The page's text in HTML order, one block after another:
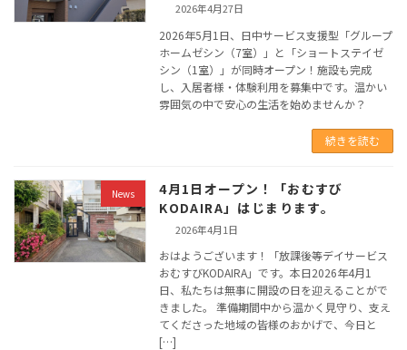
2026年4月27日
2026年5月1日、日中サービス支援型「グループ
ホームゼシン（7室）」と「ショートステイゼ
シン（1室）」が同時オープン！施設も完成
し、入居者様・体験利用を募集中です。温かい
雰囲気の中で安心の生活を始めませんか？
続きを読む
News
4月1日オープン！「おむすび
KODAIRA」はじまります。
2026年4月1日
おはようございます！「放課後等デイサービス
おむすびKODAIRA」です。本日2026年4月1
日、私たちは無事に開設の日を迎えることがで
きました。 準備期間中から温かく見守り、支え
てくださった地域の皆様のおかげで、今日と
[…]